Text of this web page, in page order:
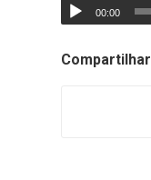
00:00
Compartilhar